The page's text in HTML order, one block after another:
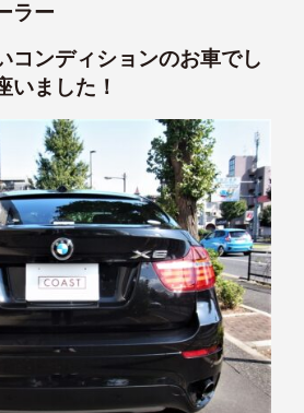
ラー
コンディションのお車でし
いました！